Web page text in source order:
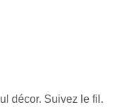
décor. Suivez le fil.